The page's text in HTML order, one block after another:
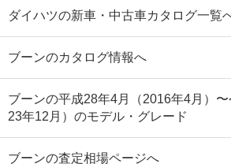
ダイハツの新車・中古車カタログ一覧
ブーンのカタログ情報へ
ブーンの平成28年4月（2016年4月）
23年12月）のモデル・グレード
ブーンの査定相場ページへ